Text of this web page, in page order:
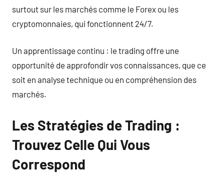
surtout sur les marchés comme le Forex ou les
cryptomonnaies, qui fonctionnent 24/7.
Un apprentissage continu : le trading offre une
opportunité de approfondir vos connaissances, que ce
soit en analyse technique ou en compréhension des
marchés.
Les Stratégies de Trading :
Trouvez Celle Qui Vous
Correspond